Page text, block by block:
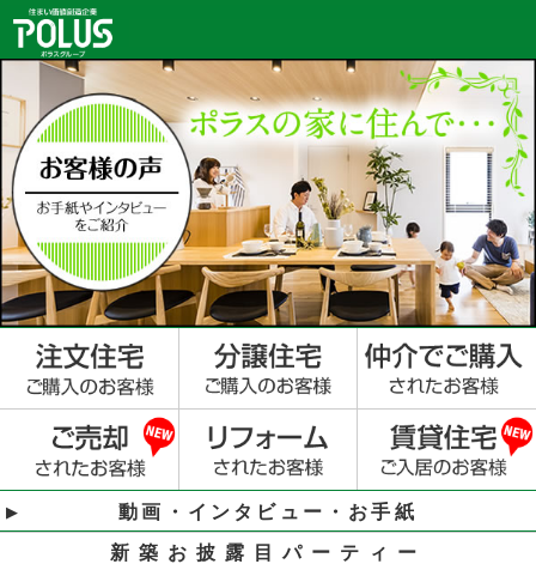
動画・インタビュー・お手紙
新築お披露目パーティー